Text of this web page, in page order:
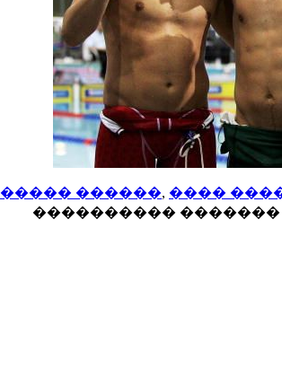
����� ������, ����
���������� �������